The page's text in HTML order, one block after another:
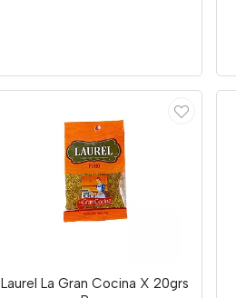
Laurel La Gran Cocina X 20grs